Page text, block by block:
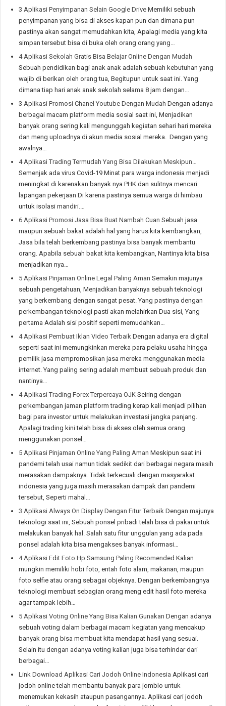
3 Aplikasi Penyimpanan Selain Google Drive Memiliki sebuah
penyimpanan yang bisa di akses kapan pun dan dimana pun
pastinya akan sangat memudahkan kita, Apalagi media yang kita
simpan tersebut bisa di buka oleh orang orang yang…
4 Aplikasi Sekolah Gratis Bisa Belajar Online Dengan Mudah
Sebuah pendidikan bagi anak anak adalah sebuah kebutuhan yang
wajib di berikan oleh orang tua, Begitupun untuk saat ini. Yang
dimana tiap hari anak anak sekolah selama 8 jam dengan…
3 Aplikasi Promosi Chanel Youtube Dengan Mudah Dengan adanya
berbagai macam platform media sosial saat ini, Menjadikan
banyak orang sering kali mengunggah kegiatan sehari hari mereka
dan meng uploadnya di akun media sosial mereka. Dengan yang
awalnya…
4 Aplikasi Trading Termudah Yang Bisa Dilakukan Meskipun…
Semenjak ada virus Covid-19 Minat para warga indonesia menjadi
meningkat di karenakan banyak nya PHK dan sulitnya mencari
lapangan pekerjaan Di karena pastinya semua warga di himbau
untuk isolasi mandiri.…
6 Aplikasi Promosi Jasa Bisa Buat Nambah Cuan Sebuah jasa
maupun sebuah bakat adalah hal yang harus kita kembangkan,
Jasa bila telah berkembang pastinya bisa banyak membantu
orang. Apabila sebuah bakat kita kembangkan, Nantinya kita bisa
menjadikan nya…
5 Aplikasi Pinjaman Online Legal Paling Aman Semakin majunya
sebuah pengetahuan, Menjadikan banyaknya sebuah teknologi
yang berkembang dengan sangat pesat. Yang pastinya dengan
perkembangan teknologi pasti akan melahirkan Dua sisi, Yang
pertama Adalah sisi positif seperti memudahkan…
4 Aplikasi Pembuat Iklan Video Terbaik Dengan adanya era digital
seperti saat ini memungkinkan mereka para pelaku usaha hingga
pemilik jasa mempromosikan jasa mereka menggunakan media
internet. Yang paling sering adalah membuat sebuah produk dan
nantinya…
4 Aplikasi Trading Forex Terpercaya OJK Seiring dengan
perkembangan jaman platform trading kerap kali menjadi pilihan
bagi para investor untuk melakukan investasi jangka panjang.
Apalagi trading kini telah bisa di akses oleh semua orang
menggunakan ponsel…
5 Aplikasi Pinjaman Online Yang Paling Aman Meskipun saat ini
pandemi telah usai namun tidak sedikit dari berbagai negara masih
merasakan dampaknya. Tidak terkecuali dengan masyarakat
indonesia yang juga masih merasakan dampak dari pandemi
tersebut, Seperti mahal…
3 Aplikasi Always On Display Dengan Fitur Terbaik Dengan majunya
teknologi saat ini, Sebuah ponsel pribadi telah bisa di pakai untuk
melakukan banyak hal. Salah satu fitur unggulan yang ada pada
ponsel adalah kita bisa mengakses banyak informasi…
4 Aplikasi Edit Foto Hp Samsung Paling Recomended Kalian
mungkin memiliki hobi foto, entah foto alam, makanan, maupun
foto selfie atau orang sebagai objeknya. Dengan berkembangnya
teknologi membuat sebagian orang meng edit hasil foto mereka
agar tampak lebih…
5 Aplikasi Voting Online Yang Bisa Kalian Gunakan Dengan adanya
sebuah voting dalam berbagai macam kegiatan yang mencakup
banyak orang bisa membuat kita mendapat hasil yang sesuai.
Selain itu dengan adanya voting kalian juga bisa terhindar dari
berbagai…
Link Download Aplikasi Cari Jodoh Online Indonesia Aplikasi cari
jodoh online telah membantu banyak para jomblo untuk
menemukan kekasih ataupun pasangannya. Aplikasi cari jodoh